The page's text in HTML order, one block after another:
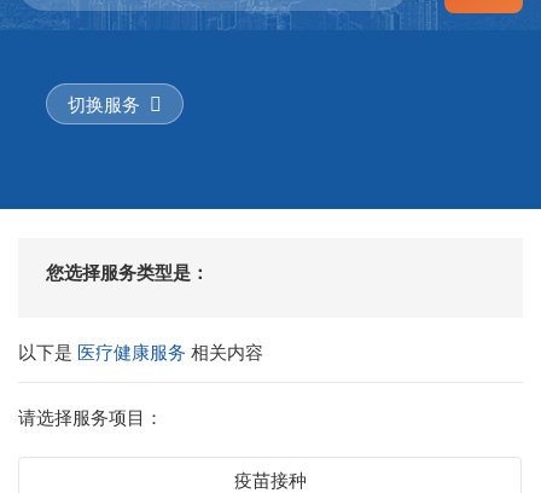
切换服务
您选择服务类型是：
以下是 医疗健康服务相关内容
请选择服务项目：
疫苗接种